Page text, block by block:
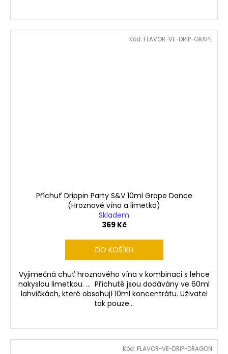
Příchuť Drippin Party S&V 10ml Grape Dance
(Hroznové víno a limetka)
Skladem
369 Kč
DO KOŠÍKU
Vyjimečná chuť hroznového vína v kombinaci s lehce
nakyslou limetkou. ... Příchutě jsou dodávány ve 60ml
lahvičkách, které obsahují 10ml koncentrátu. Uživatel
tak pouze...
Kód: FLAVOR-VE-DRIP-GRAPE
Kód: FLAVOR-VE-DRIP-DRAGON